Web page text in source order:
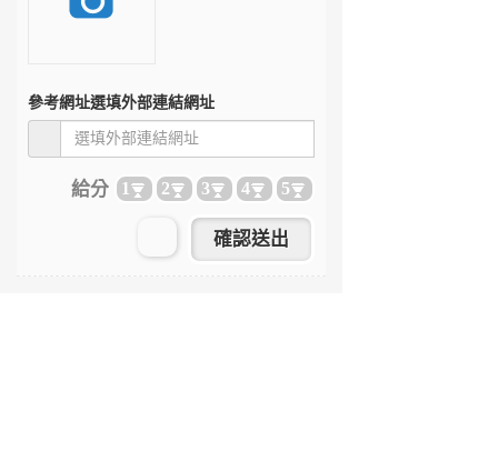
參考網址選填外部連結網址
給分 1 2 3 4 5